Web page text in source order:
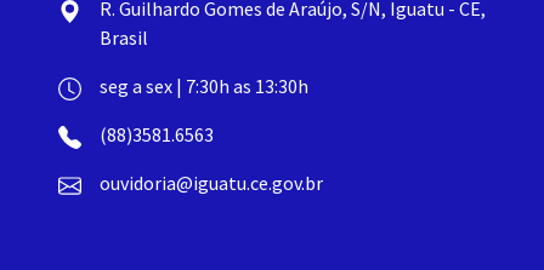
R. Guilhardo Gomes de Araújo, S/N, Iguatu - CE,
Brasil
seg a sex | 7:30h as 13:30h
(88)3581.6563
ouvidoria@iguatu.ce.gov.br